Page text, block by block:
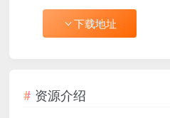
下载地址
资源介绍